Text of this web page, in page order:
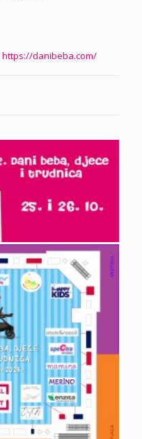
https://danibeba.com/